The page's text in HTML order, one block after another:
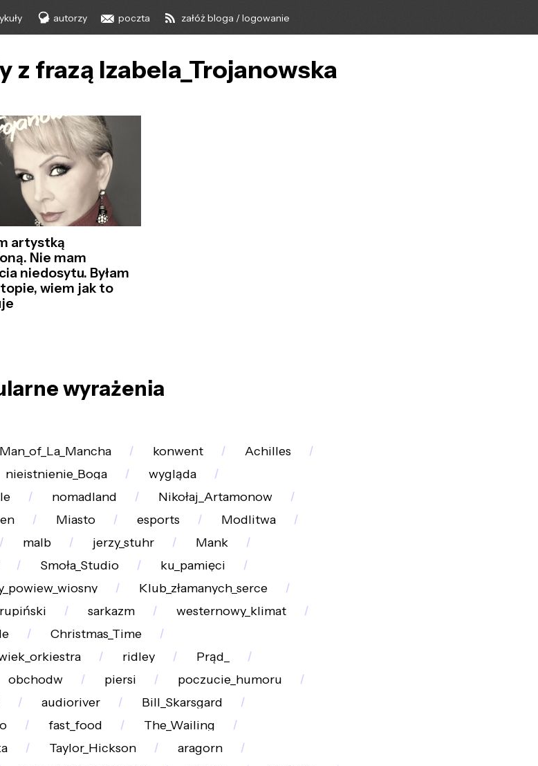
autorzy poczta załóż bloga / logowanie
z frazą Izabela_Trojanowska
artystką
Nie mam
niedosytu. Byłam
wiem jak to
wyrażenia
Man_of_La_Mancha konwent
Achilles
nieistnienie_Boga
wygląda
nomadland
Nikołaj_Artamonow
Miasto esports
Modlitwa
malb jerzy_stuhr
Mank
Smoła_Studio
ku_pamięci
Klub_złamanych_serce
sarkazm
westernowy_klimat
Christmas_Time
ridley
Prąd_
obchodw piersi
poczucie_humoru
audioriver
Bill_Skarsgard
fast_food
The_Wailing
Taylor_Hickson
aragorn